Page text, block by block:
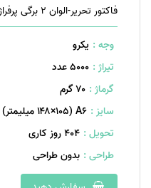
فاکتور تحریر-الوان ۲ برگی پرفراژ، منگنه و شماره افست چهار رنگ
وجه : یکرو
تیراژ : 5000 عدد
گرماژ : ۷۰ گرم
سایز : A۶ (۱۴۸×۱۰۵ میلیمتر)
تحویل : 404 روز کاری
طراحی : بدون طراحی